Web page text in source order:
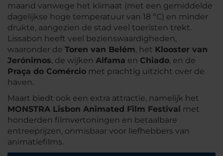
maand vanwege het klimaat (met een gemiddelde
dagelijkse hoge temperatuur van 18 ºC) en minder
drukte, aangezien de stad veel toeristen trekt.
Lissabon heeft veel bezienswaardigheden,
waaronder de Toren van Belém, het Klooster van
Jerónimos, de wijken Alfama en Chiado, en de
Praça do Comércio met prachtig uitzicht over de
haven.
Maart biedt ook een extra attractie, namelijk het
MONSTRA Lisbon Animated Film Festival met
honderden filmvertoningen en betaalbare
entreeprijzen, onmisbaar voor liefhebbers van
animatiefilms.